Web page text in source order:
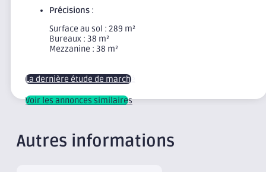
Précisions :
Surface au sol : 289 m²
Bureaux : 38 m²
Mezzanine : 38 m²
La dernière étude de marché
Voir les annonces similaires
Autres informations